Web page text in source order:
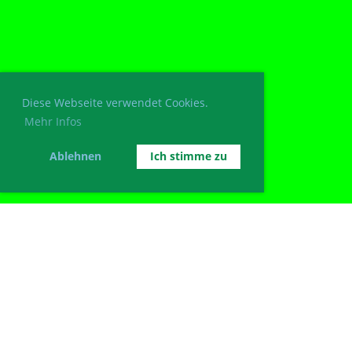
Diese Webseite verwendet Cookies.
Mehr Infos
Ablehnen Ich stimme zu